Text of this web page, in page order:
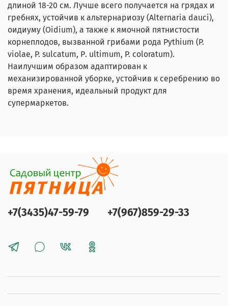
длиной 18-20 см. Лучше всего получается на грядах и
гребнях, устойчив к альтернариозу (Alternaria dauci),
оидиуму (Oidium), а также к ямочной пятнистости
корнеплодов, вызванной грибами рода Pythium (P.
violae, P. sulcatum, Р. ultimum, P. coloratum).
Наилучшим образом адаптирован к
механизированной уборке, устойчив к серебрению во
время хранения, идеальный продукт для
супермаркетов.
+7(3435)47-59-79 +7(967)859-29-33